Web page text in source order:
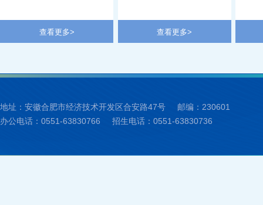
查看更多> 查看更多>
地址：安徽合肥市经济技术开发区合安路47号
邮编：230601
办公电话：0551-63830766
招生电话：0551-63830736